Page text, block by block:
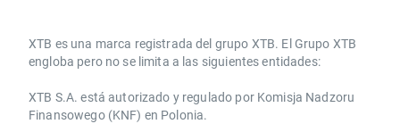
​​XTB es una marca registrada del grupo XTB. El Grupo XTB
engloba pero no se limita a las siguientes entidades:
XTB S.A.​ está autorizado y regulado por Komisja Nadzoru
Finansowego (KNF) ​en Polonia.